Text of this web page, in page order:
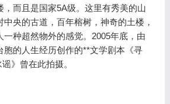
，而且是国家5A级。这里有秀美的山
中央的古道，百年榕树，神奇的土楼，
一种超然物外的感觉。2005年底，由
胞的人生经历创作的**文学剧本《寻
》曾在此拍摄。